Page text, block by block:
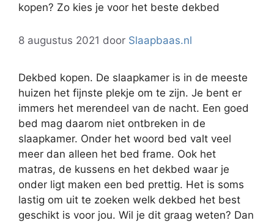
kopen? Zo kies je voor het beste dekbed
8 augustus 2021 door Slaapbaas.nl
Dekbed kopen. De slaapkamer is in de meeste
huizen het fijnste plekje om te zijn. Je bent er
immers het merendeel van de nacht. Een goed
bed mag daarom niet ontbreken in de
slaapkamer. Onder het woord bed valt veel
meer dan alleen het bed frame. Ook het
matras, de kussens en het dekbed waar je
onder ligt maken een bed prettig. Het is soms
lastig om uit te zoeken welk dekbed het best
geschikt is voor jou. Wil je dit graag weten? Dan